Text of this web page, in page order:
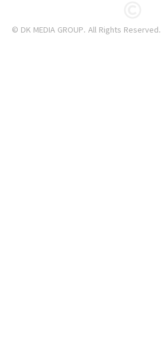
© DK MEDIA GROUP. All Rights Reserved.